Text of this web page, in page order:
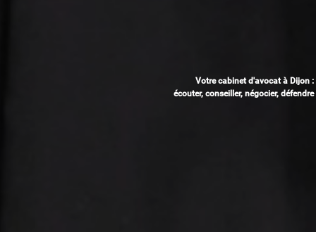
Votre cabinet d'avocat à Dijon :
écouter, conseiller, négocier, défendre